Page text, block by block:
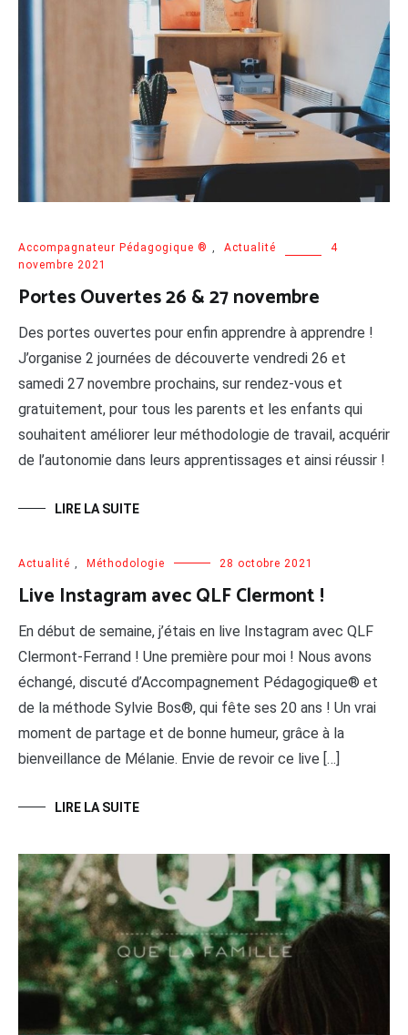
Accompagnateur Pédagogique ® Actualité
4
novembre 2021
Portes Ouvertes 26 & 27 novembre
Des portes ouvertes pour enfin apprendre à apprendre !
J’organise 2 journées de découverte vendredi 26 et
samedi 27 novembre prochains, sur rendez-vous et
gratuitement, pour tous les parents et les enfants qui
souhaitent améliorer leur méthodologie de travail, acquérir
de l’autonomie dans leurs apprentissages et ainsi réussir !
LIRE LA SUITE
Actualité Méthodologie 28 octobre 2021
Live Instagram avec QLF Clermont !
En début de semaine, j’étais en live Instagram avec QLF
Clermont-Ferrand ! Une première pour moi ! Nous avons
échangé, discuté d’Accompagnement Pédagogique® et
de la méthode Sylvie Bos®, qui fête ses 20 ans ! Un vrai
moment de partage et de bonne humeur, grâce à la
bienveillance de Mélanie. Envie de revoir ce live […]
LIRE LA SUITE